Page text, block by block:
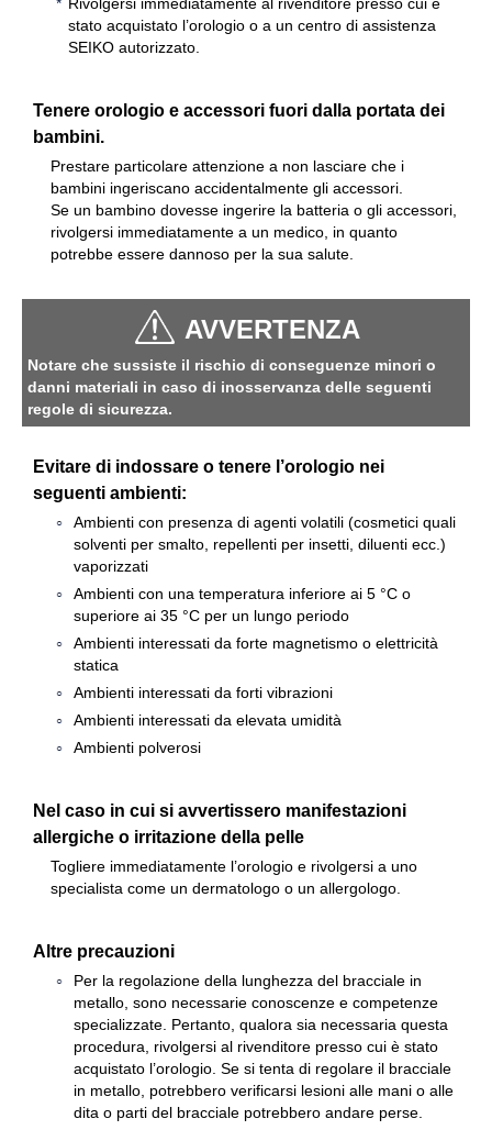
Rivolgersi immediatamente al rivenditore presso cui è
stato acquistato l’orologio o a un centro di assistenza
SEIKO autorizzato.
Tenere orologio e accessori fuori dalla portata dei
bambini.
Prestare particolare attenzione a non lasciare che i
bambini ingeriscano accidentalmente gli accessori.
Se un bambino dovesse ingerire la batteria o gli accessori,
rivolgersi immediatamente a un medico, in quanto
potrebbe essere dannoso per la sua salute.
AVVERTENZA
Notare che sussiste il rischio di conseguenze minori o
danni materiali in caso di inosservanza delle seguenti
regole di sicurezza.
Evitare di indossare o tenere l’orologio nei
seguenti ambienti:
Ambienti con presenza di agenti volatili (cosmetici quali
solventi per smalto, repellenti per insetti, diluenti ecc.)
vaporizzati
Ambienti con una temperatura inferiore ai 5 °C o
superiore ai 35 °C per un lungo periodo
Ambienti interessati da forte magnetismo o elettricità
statica
Ambienti interessati da forti vibrazioni
Ambienti interessati da elevata umidità
Ambienti polverosi
Nel caso in cui si avvertissero manifestazioni
allergiche o irritazione della pelle
Togliere immediatamente l’orologio e rivolgersi a uno
specialista come un dermatologo o un allergologo.
Altre precauzioni
Per la regolazione della lunghezza del bracciale in
metallo, sono necessarie conoscenze e competenze
specializzate. Pertanto, qualora sia necessaria questa
procedura, rivolgersi al rivenditore presso cui è stato
acquistato l’orologio. Se si tenta di regolare il bracciale
in metallo, potrebbero verificarsi lesioni alle mani o alle
dita o parti del bracciale potrebbero andare perse.